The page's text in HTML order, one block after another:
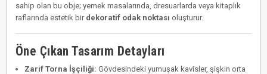
sahip olan bu obje; yemek masalarında, dresuarlarda veya kitaplık
raflarında estetik bir dekoratif odak noktası oluşturur.
Öne Çıkan Tasarım Detayları
Zarif Torna İşçiliği: Gövdesindeki yumuşak kavisler, şişkin orta